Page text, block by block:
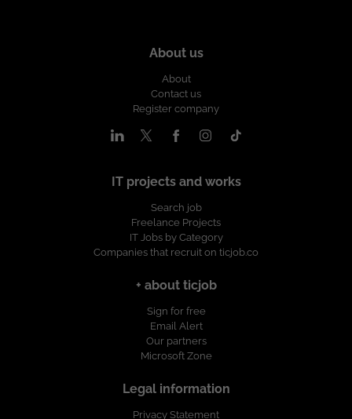
About us
About
Contact us
Register company
IT projects and works
Search job
Freelance Projects
IT Jobs by Category
Companies that recruit on ticjob.co
+ about ticjob
Sign for free
Email Alert
Our partners
Microsoft Zone
Legal information
Privacy Statement